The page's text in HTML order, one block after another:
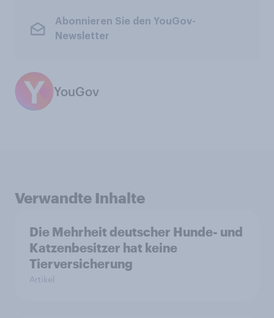
Abonnieren Sie den YouGov-
Newsletter
YouGov
Verwandte Inhalte
Die Mehrheit deutscher Hunde- und
Katzenbesitzer hat keine
Tierversicherung
Artikel